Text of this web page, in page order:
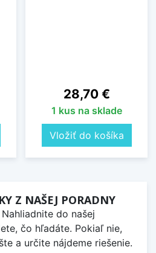
Cena
28,70 €
1 kus na sklade
Vložiť do košíka
Z NAŠEJ PORADNY
do našej
čo hľadáte. Pokiaľ nie,
a určite nájdeme riešenie.